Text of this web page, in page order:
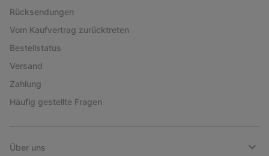
Rücksendungen
Vom Kaufvertrag zurücktreten
Bestellstatus
Versand
Zahlung
Häufig gestellte Fragen
Über uns